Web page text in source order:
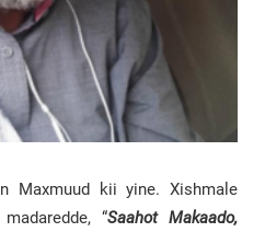
Maxmuud kii yine. Xishmale
“Saahot Makaado,